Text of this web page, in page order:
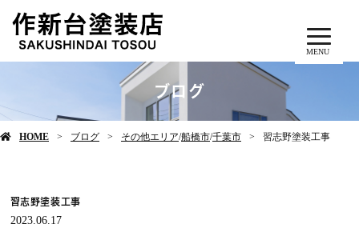
MENU
ブログ
HOME ブログ その他エリア/船橋市/千葉市 習志野塗装工事
習志野塗装工事
2023.06.17